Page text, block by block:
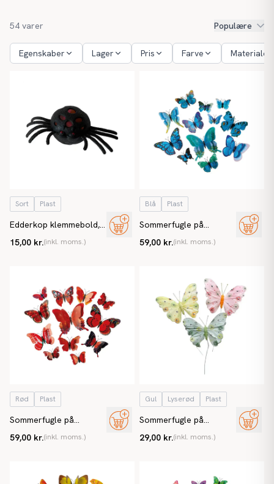
54 varer Populære
Egenskaber Lager Pris Farve Materiale
Sort Plast
Edderkop klemmebold,
15,00 kr.(inkl. moms.)
Blå Plast
Sommerfugle på
sommerfugl
59,00 kr.(inkl. moms.)
Rød Plast
Sommerfugle på
sommerfugl
59,00 kr.(inkl. moms.)
Gul Lyserød Plast
Sommerfugle på
kunstige sommerfugle
29,00 kr.(inkl. moms.)